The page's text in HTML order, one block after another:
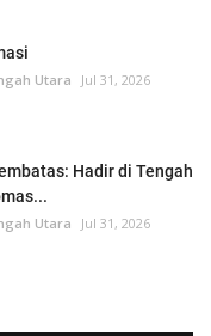
Utara
Jul 31, 2026
Hadir di Tengah
Utara
Jul 31, 2026